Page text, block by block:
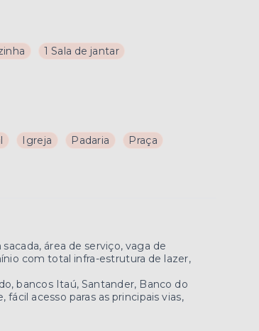
1 Sala de jantar
Igreja Padaria
Praça
área de serviço, vaga de
com total infra-estrutura de lazer,
bancos Itaú, Santander, Banco do
fácil acesso paras as principais vias,